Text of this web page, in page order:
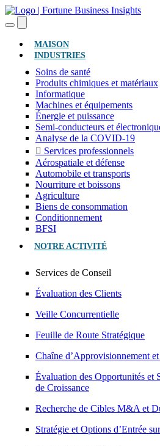
MAISON(ACTUEL)
INDUSTRIES
Soins de santé
Produits chimiques et matériaux
Informatique
Machines et équipements
Énergie et puissance
Semi-conducteurs et
Analyse de la COVID-19
Services professionnels
Aérospatiale et défense
Automobile et transports
Nourriture et boissons
Agriculture
Biens de consommation
Conditionnement
BFSI
NOTRE ACTIVITÉ
Services de Conseil
Évaluation des Clients
Veille Concurrentielle
Feuille de Route Stratégique
Chaîne d’Approvisionnement
Évaluation des Opportunités et
de Croissance
Recherche de Cibles M&A et
Stratégie et Options d’Entrée